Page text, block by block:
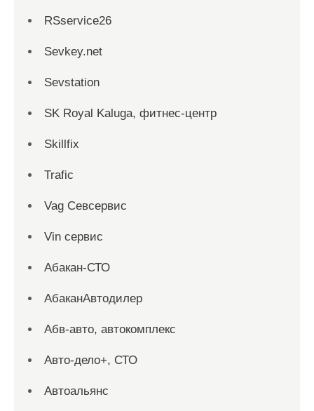
RSservice26
Sevkey.net
Sevstation
SK Royal Kaluga, фитнес-центр
Skillfix
Trafic
Vag Севсервис
Vin сервис
Абакан-СТО
АбаканАвтодилер
Абв-авто, автокомплекс
Авто-дело+, СТО
Автоальянс